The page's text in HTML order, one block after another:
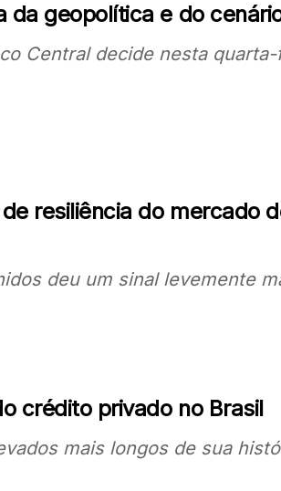
da geopolítica e do
Central decide nesta
resiliência do mercado
deu um sinal levemente
crédito privado no Brasil
mais longos de sua